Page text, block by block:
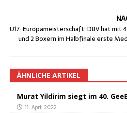
U17-Euro­pa­meis­ter­schaft: DBV hat mit
und 2 Boxern im Halb­fi­na­le ers­te
ÄHNLICHE ARTIKEL
Murat Yil­di­rim siegt im 40.
11. April 2022